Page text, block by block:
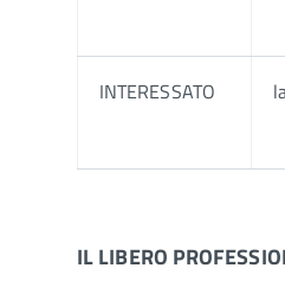
INTERESSATO
IL LIBERO